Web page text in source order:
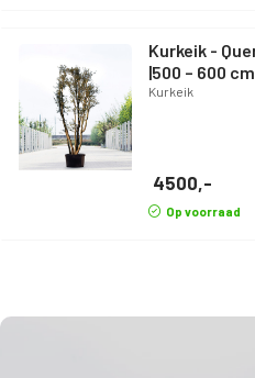
Kurkeik - Quercus suber 1 | Meerstammig
|500 – 600 cm
Kurkeik
4500,-
Op voorraad